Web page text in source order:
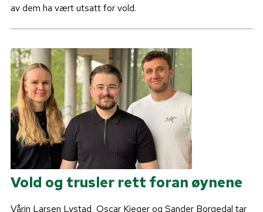
av dem ha vært utsatt for vold.
Vold og trusler rett foran øynene
Vårin Larsen Lystad, Oscar Kieger og Sander Borgedal tar